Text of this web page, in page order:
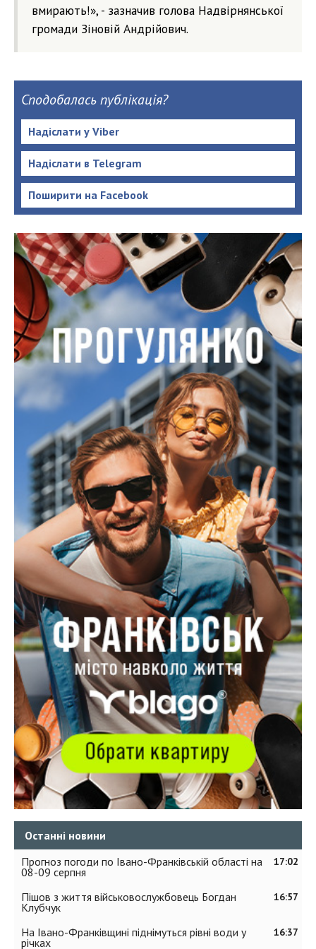
вмирають!», - зазначив голова Надвірнянської
громади Зіновій Андрійович.
Сподобалась публікація?
Надіслати у Viber
Надіслати в Telegram
Поширити на Facebook
Останні новини
17:02
Прогноз погоди по Івано-Франківській області на
08-09 серпня
16:57
Пішов з життя військовослужбовець Богдан
Клубчук
16:37
На Івано-Франківщині піднімуться рівні води у
річках